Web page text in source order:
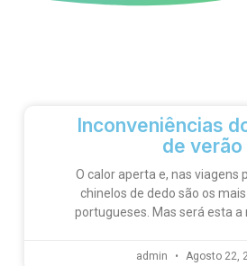
Inconveniências
de verão
O calor aperta e, nas viagens
chinelos de dedo são os
portugueses. Mas será esta a
admin Agosto 22,